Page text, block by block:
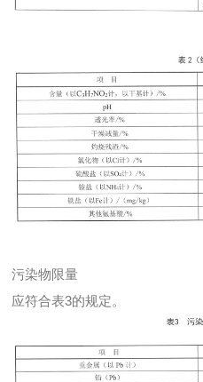
污染物限量
应符合表3的规定。